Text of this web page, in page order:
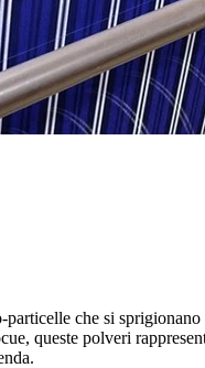
che si
queste polveri